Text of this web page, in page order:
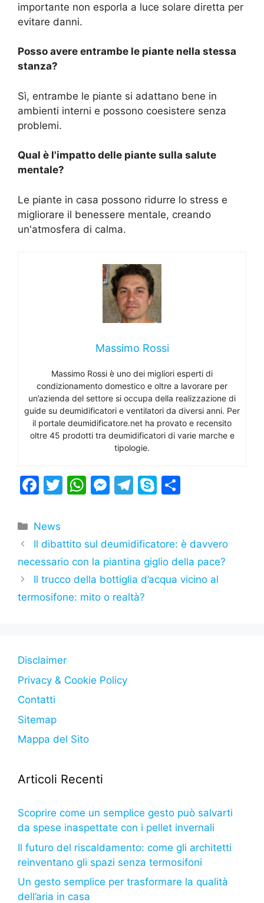
importante non esporla a luce solare diretta per
evitare danni.
Posso avere entrambe le piante nella stessa
stanza?
Sì, entrambe le piante si adattano bene in
ambienti interni e possono coesistere senza
problemi.
Qual è l'impatto delle piante sulla salute
mentale?
Le piante in casa possono ridurre lo stress e
migliorare il benessere mentale, creando
un'atmosfera di calma.
Massimo Rossi
Massimo Rossi è uno dei migliori esperti di
condizionamento domestico e oltre a lavorare per
un’azienda del settore si occupa della realizzazione di
guide su deumidificatori e ventilatori da diversi anni. Per
il portale deumidificatore.net ha provato e recensito
oltre 45 prodotti tra deumidificatori di varie marche e
tipologie.
F
c
e
b
o
o
T
er
W
s
A
p
p
M
s
e
n
g
T
gr
a
m
S
p
e
di
vi
di
Categorie
News
Il dibattito sul deumidificatore: è davvero
necessario con la piantina giglio della pace?
Il trucco della bottiglia d’acqua vicino al
termosifone: mito o realtà?
Disclaimer
Privacy & Cookie Policy
Contatti
Sitemap
Mappa del Sito
Articoli Recenti
Scoprire come un semplice gesto può salvarti
da spese inaspettate con i pellet invernali
Il futuro del riscaldamento: come gli architetti
reinventano gli spazi senza termosifoni
Un gesto semplice per trasformare la qualità
dell’aria in casa